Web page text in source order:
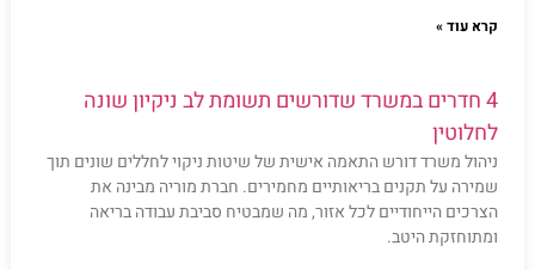
קרא עוד »
4 חדרים במשרד שדורשים תשומת לב ניקיון שונה
לחלוטין
ניהול משרד דורש התאמה אישית של שיטות ניקוי לחללים שונים תוך
שמירה על תקנים בריאותיים מחמירים. חברת מוריה מבינה את
הצרכים הייחודיים לכל אזור, מה שמבטיח סביבת עבודה בריאה
ומתוחזקת היטב.